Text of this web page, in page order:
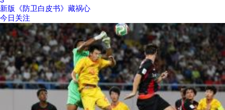
新版《防卫白皮书》藏祸心
今日关注